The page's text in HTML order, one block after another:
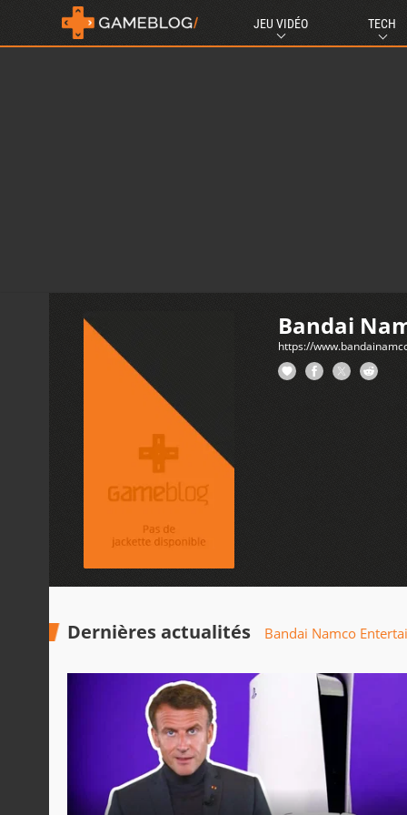
JEU VIDÉO TECH
Bandai
https://
Dernières actualités Bandai Namco